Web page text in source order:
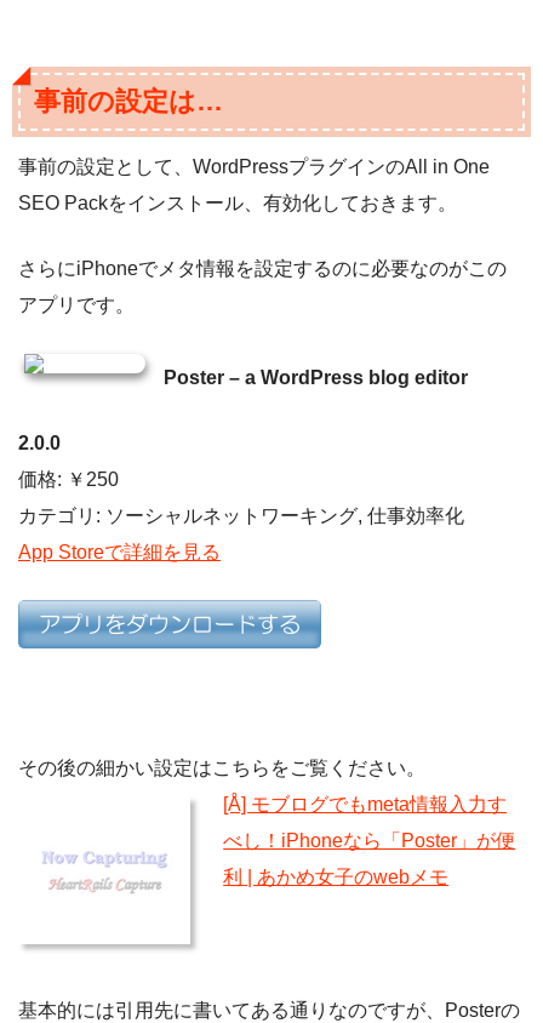
事前の設定は…
事前の設定として、WordPressプラグインのAll in One
SEO Packをインストール、有効化しておきます。
さらにiPhoneでメタ情報を設定するのに必要なのがこの
アプリです。
Poster – a WordPress blog editor
2.0.0
価格: ￥250
カテゴリ: ソーシャルネットワーキング, 仕事効率化
App Storeで詳細を見る
その後の細かい設定はこちらをご覧ください。
[Å] モブログでもmeta情報入力す
べし！iPhoneなら「Poster」が便
利 | あかめ女子のwebメモ
基本的には引用先に書いてある通りなのですが、Posterの